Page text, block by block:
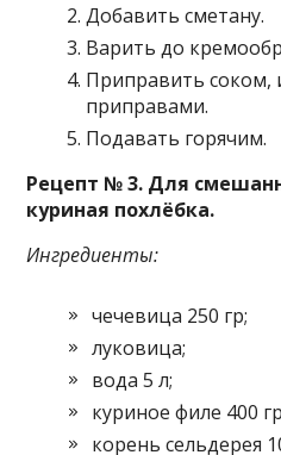
Добавить сметану.
Варить до
Приправить соком,
приправами.
Подавать горячим.
Рецепт № 3. Для
куриная похлёбка.
Ингредиенты:
чечевица 250 гр;
луковица;
вода 5 л;
куриное филе 400
корень сельдерея